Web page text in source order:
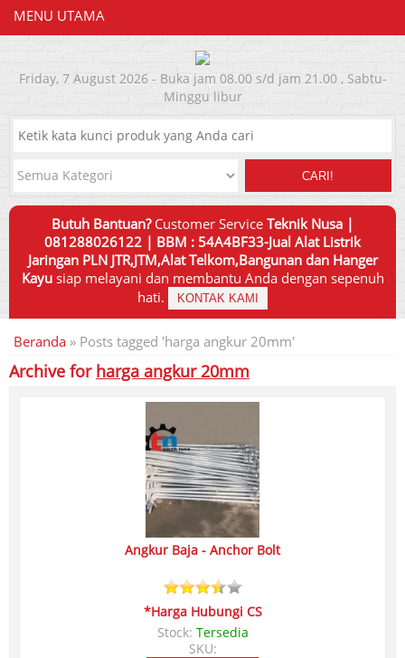
MENU UTAMA
Friday, 7 August 2026 - Buka jam 08.00 s/d jam 21.00 , Sabtu-
Minggu libur
CARI!
Butuh Bantuan?Customer Service Teknik Nusa |
081288026122 | BBM : 54A4BF33-Jual Alat Listrik
Jaringan PLN JTR,JTM,Alat Telkom,Bangunan dan Hanger
Kayusiap melayani dan membantu Anda dengan sepenuh
hati.
KONTAK KAMI
Beranda » Posts tagged 'harga angkur 20mm'
Archive for harga angkur 20mm
Angkur Baja - Anchor Bolt
*Harga Hubungi CS
Stock: Tersedia
SKU: